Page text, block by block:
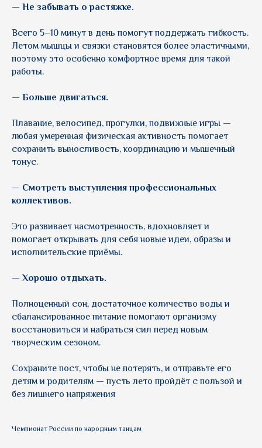
— Не забывать о растяжке.
Всего 5–10 минут в день помогут поддержать гибкость.
Летом мышцы и связки становятся более эластичными,
поэтому это особенно комфортное время для такой
работы.
— Больше двигаться.
Плавание, велосипед, прогулки, подвижные игры —
любая умеренная физическая активность помогает
сохранить выносливость, координацию и мышечный
тонус.
— Смотреть выступления профессиональных
коллективов.
Это развивает насмотренность, вдохновляет и
помогает открывать для себя новые идеи, образы и
исполнительские приёмы.
— Хорошо отдыхать.
Полноценный сон, достаточное количество воды и
сбалансированное питание помогают организму
восстановиться и набраться сил перед новым
творческим сезоном.
Сохраните пост, чтобы не потерять, и отправьте его
детям и родителям — пусть лето пройдёт с пользой и
без лишнего напряжения
Чемпионат России по народным танцам